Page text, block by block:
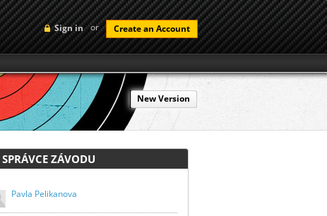
Sign in or Create an Account
New Version
SPRÁVCE ZÁVODU
Pavla Pelikanova